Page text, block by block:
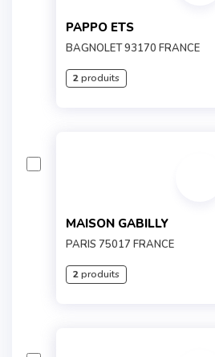
PAPPO ETS
BAGNOLET 93170 FRANCE
2produits
MAISON GABILLY
PARIS 75017 FRANCE
2produits